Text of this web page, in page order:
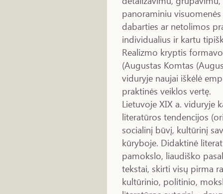
panoraminiu
dabarties ar netolimos
individualius ir kartu
Realizmo kryptis
(Augustas Komtas
viduryje naujai iškėlė
praktinės veiklos vertę.
Lietuvoje XIX a. viduryje
literatūros tendencijos
socialinį būvį, kultūrinį
kūryboje. Didaktinė
pamokslo, liaudiško
tekstai, skirti visų pirma
kultūrinio, politinio,